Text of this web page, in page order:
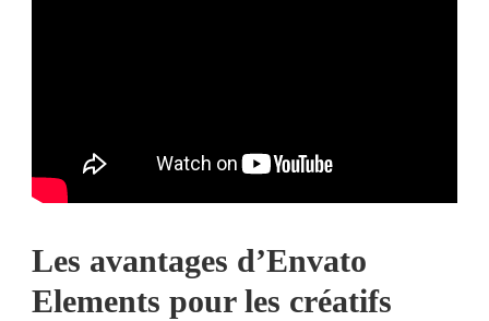
Les avantages d’Envato
Elements pour les créatifs